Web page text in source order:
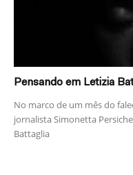
Pensando em Letizia
No marco de um mês do
jornalista Simonetta
Battaglia